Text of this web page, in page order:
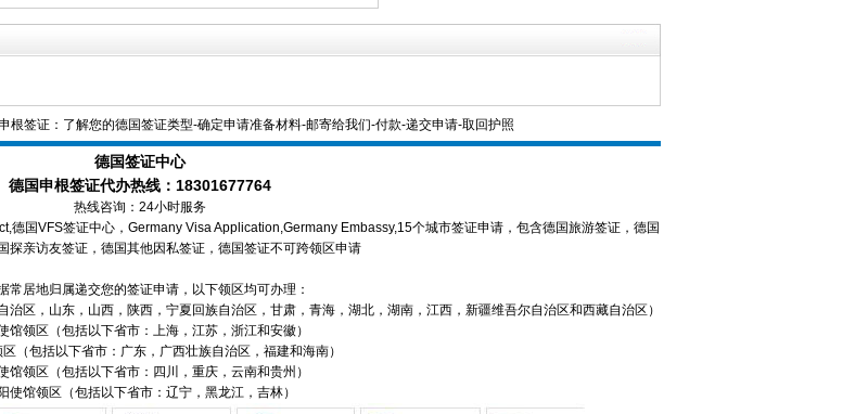
根签证：了解您的德国签证类型-确定申请准备材料-邮寄给我们-付款-递交申请-取回护照
德国签证中心
德国申根签证代办热线：18301677764
热线咨询：24小时服务
德国VFS签证中心，Germany Visa Application,Germany Embassy,15个城市签证申请，包含德国旅游签证，德国
探亲访友签证，德国其他因私签证，德国签证不可跨领区申请
常居地归属递交您的签证申请，以下领区均可办理：
区，山东，山西，陕西，宁夏回族自治区，甘肃，青海，湖北，湖南，江西，新疆维吾尔自治区和西藏自治区）
馆领区（包括以下省市：上海，江苏，浙江和安徽）
（包括以下省市：广东，广西壮族自治区，福建和海南）
馆领区（包括以下省市：四川，重庆，云南和贵州）
使馆领区（包括以下省市：辽宁，黑龙江，吉林）